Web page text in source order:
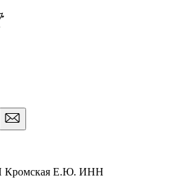
Кромская Е.Ю. ИНН